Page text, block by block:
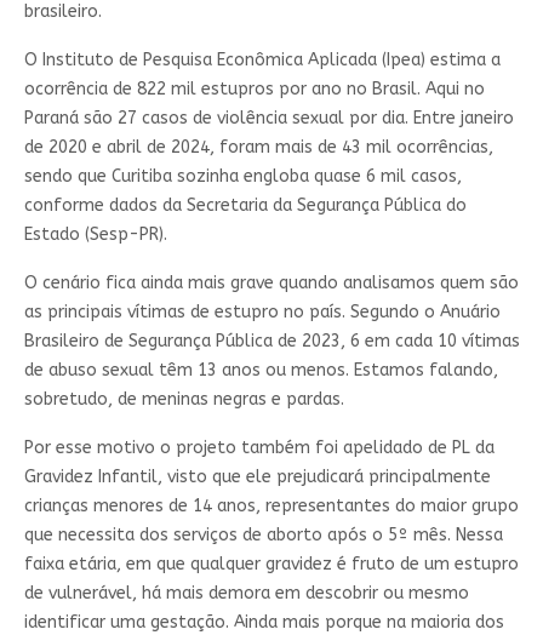
brasileiro.
O Instituto de Pesquisa Econômica Aplicada (Ipea) estima a
ocorrência de 822 mil estupros por ano no Brasil. Aqui no
Paraná são 27 casos de violência sexual por dia. Entre janeiro
de 2020 e abril de 2024, foram mais de 43 mil ocorrências,
sendo que Curitiba sozinha engloba quase 6 mil casos,
conforme dados da Secretaria da Segurança Pública do
Estado (Sesp-PR).
O cenário fica ainda mais grave quando analisamos quem são
as principais vítimas de estupro no país. Segundo o Anuário
Brasileiro de Segurança Pública de 2023, 6 em cada 10 vítimas
de abuso sexual têm 13 anos ou menos. Estamos falando,
sobretudo, de meninas negras e pardas.
Por esse motivo o projeto também foi apelidado de PL da
Gravidez Infantil, visto que ele prejudicará principalmente
crianças menores de 14 anos, representantes do maior grupo
que necessita dos serviços de aborto após o 5º mês. Nessa
faixa etária, em que qualquer gravidez é fruto de um estupro
de vulnerável, há mais demora em descobrir ou mesmo
identificar uma gestação. Ainda mais porque na maioria dos